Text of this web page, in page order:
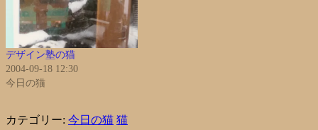
デザイン塾の猫
2004-09-18 12:30
今日の猫
カテゴリー: 今日の猫 猫